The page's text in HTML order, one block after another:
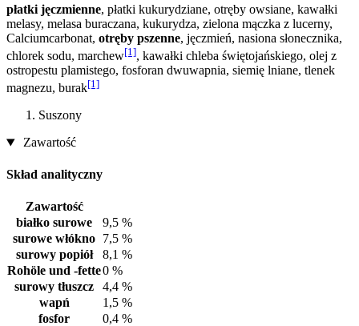
płatki jęczmienne, płatki kukurydziane, otręby owsiane, kawałki
melasy, melasa buraczana, kukurydza, zielona mączka z lucerny,
Calciumcarbonat, otręby pszenne, jęczmień, nasiona słonecznika,
chlorek sodu, marchew[1], kawałki chleba świętojańskiego, olej z
ostropestu plamistego, fosforan dwuwapnia, siemię lniane, tlenek
magnezu, burak[1]
Suszony
Zawartość
Skład analityczny
Zawartość
białko surowe
9,5 %
surowe włókno 7,5 %
surowy popiół
8,1 %
Rohöle und -fette0 %
surowy tłuszcz
4,4 %
wapń
1,5 %
fosfor
0,4 %